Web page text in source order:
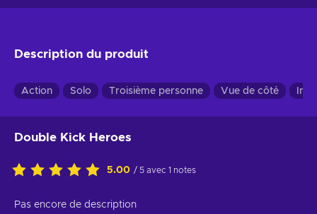
Description du produit
Action Solo Troisième personne Vue de côté
Double Kick Heroes
5.00 / 5 avec 1 notes
Pas encore de description